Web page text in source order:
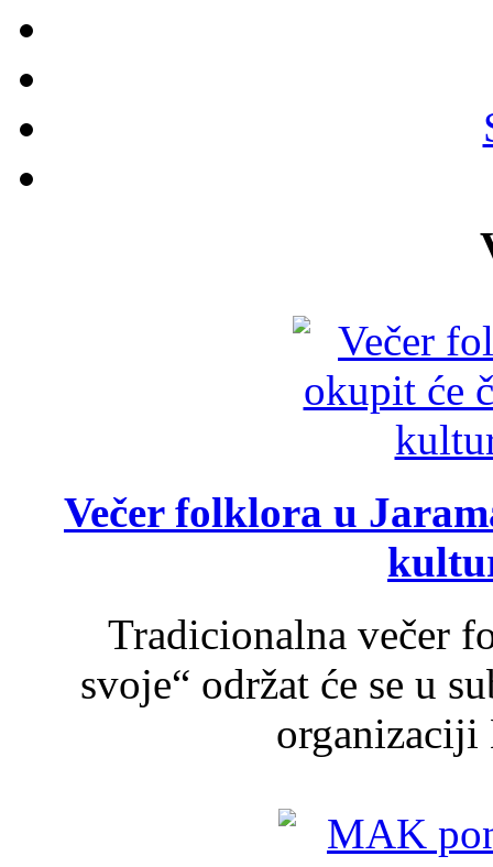
Večer folklora u
Tradicionalna večer
svoje“ održat će se u
organizaciji